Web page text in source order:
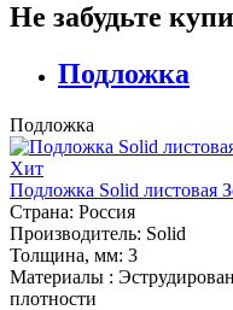
Не забудьте
Подложка
Подложка
Хит
Подложка Solid листовая
Страна: Россия
Производитель: Solid
Толщина, мм: 3
Материалы :
плотности